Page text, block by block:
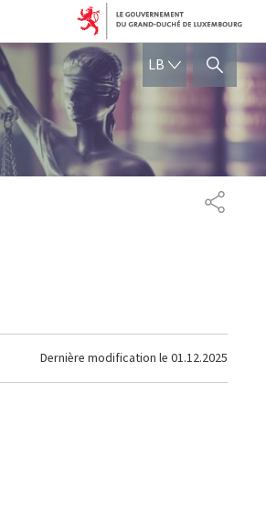
LB SHOW HIDE SEARCH
Dernière modification le 01.12.2025